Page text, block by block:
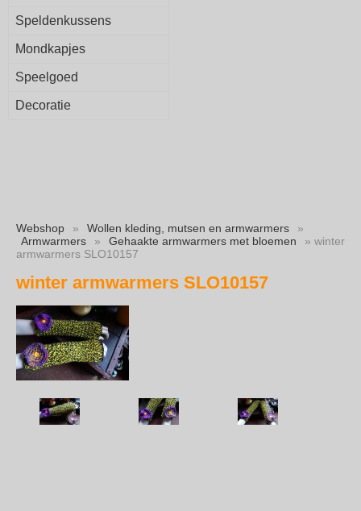
Speldenkussens
Mondkapjes
Speelgoed
Decoratie
Webshop » Wollen kleding, mutsen en armwarmers
»
Armwarmers
» Gehaakte armwarmers met bloemen
» winter
armwarmers SLO10157
winter armwarmers SLO10157